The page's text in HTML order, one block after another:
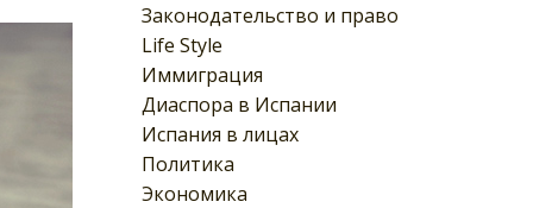
Законодательство и право
Life Style
Иммиграция
Диаспора в Испании
Испания в лицах
Политика
Экономика